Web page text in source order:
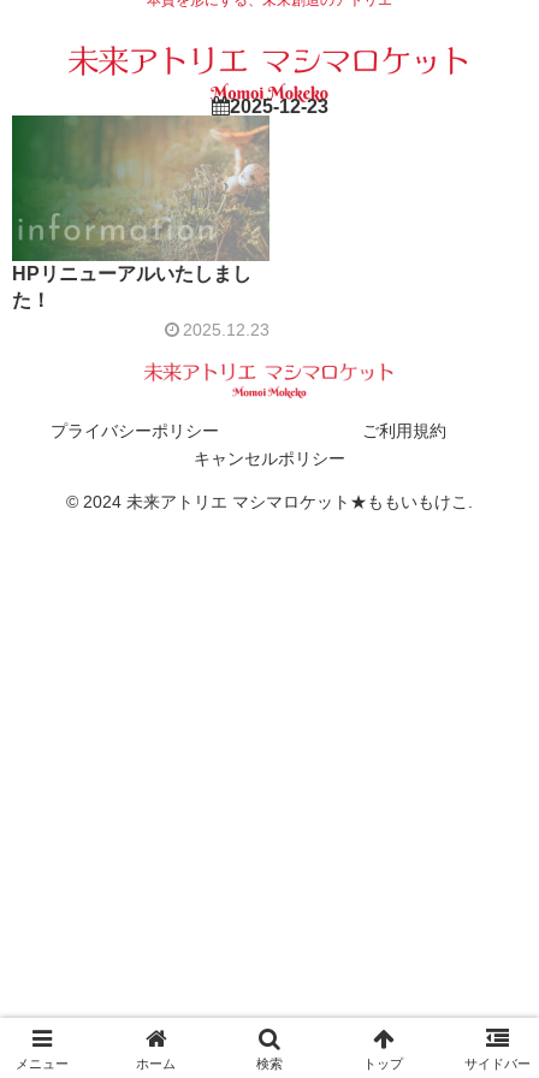
2025-12-23
HPリニューアルいたしまし
た！
2025.12.23
プライバシーポリシー
ご利用規約
キャンセルポリシー
© 2024 未来アトリエ マシマロケット★ももいもけこ.
メニュー ホーム 検索 トップ サイドバー